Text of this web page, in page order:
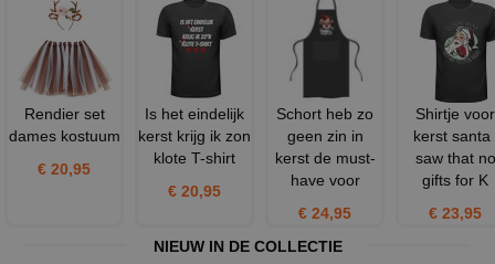
Rendier set
dames kostuum
€ 20,95
Is het eindelijk
kerst krijg ik zon
klote T-shirt
€ 20,95
Schort heb zo
geen zin in
kerst de must-
have voor
€ 24,95
Shirtje voor
kerst santa
saw that no
gifts for K
€ 23,95
NIEUW IN DE COLLECTIE